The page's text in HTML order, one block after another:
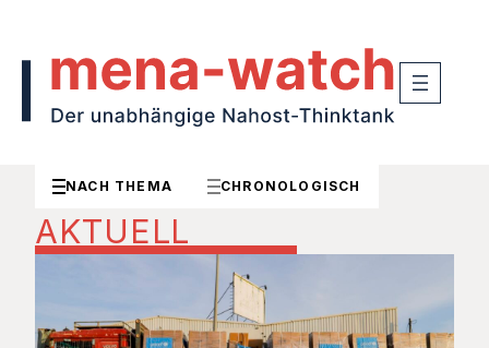
NACH THEMA CHRONOLOGISCH
AKTUELL